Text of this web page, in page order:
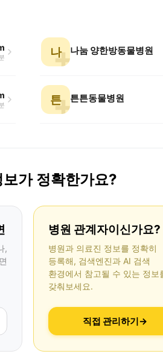
나 나눔 양한방동물병원
튼 튼튼동물병원
보가 정확한가요?
,
병원 관계자이신가요?
병원과 의료진 정보를 정확히
등록해, 검색엔진과 AI 검색
환경에서 참고될 수 있는 정보
갖춰보세요.
직접 관리하기→